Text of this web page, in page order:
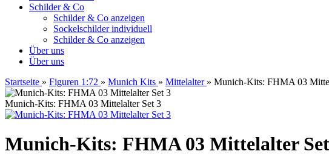
Schilder & Co
Schilder & Co anzeigen
Sockelschilder individuell
Schilder & Co anzeigen
Über uns
Über uns
Startseite » Figuren 1:72 » Munich Kits » Mittelalter » Munich-Kits: FHMA 03
Munich-Kits: FHMA 03 Mittelalter Set 3
Munich-Kits: FHMA 03 Mittelalter